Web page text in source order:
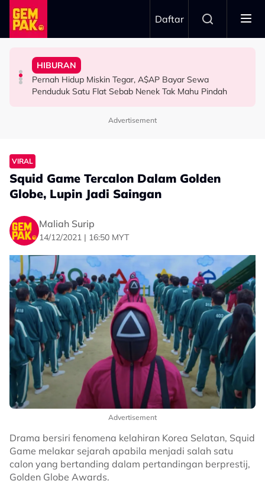
Skip to main content
Daftar
HIBURAN
Permintaan Aneh Jared Leto Di Lokasi, Minta Nelayan
Tangkap Ikan Segar Setiap Hari
HIBURAN
Pernah Hidup Miskin Tegar, A$AP Bayar Sewa
Penduduk Satu Flat Sebab Nenek Tak Mahu Pindah
HIBURAN
“Jangan Meroyan,Merentan...” - Ammar Alfian Pertahan
Aliff Aziz, Minta Netizen Berhenti Menghukum
HIBURAN
The Tomei Girls: Satu Wanita, Pelbagai Ekspresi
Advertisement
VIRAL
Squid Game Tercalon Dalam Golden
Globe, Lupin Jadi Saingan
Maliah Surip
14/12/2021 | 16:50 MYT
Advertisement
Drama bersiri fenomena kelahiran Korea Selatan, Squid
Game melakar sejarah apabila menjadi salah satu
calon yang bertanding dalam pertandingan berprestij,
Golden Globe Awards.